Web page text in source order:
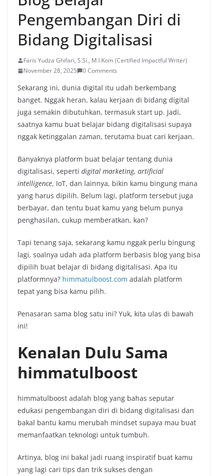
Pengembangan Diri di
Bidang Digitalisasi
Faris Yudza Ghifari, S.Si., M.I.Kom (Certified Impactful Writer)
November 28, 2025
0 Comments
Sekarang ini, dunia digital itu udah berkembang
banget. Nggak heran, kalau kerjaan di bidang digital
juga semakin dibutuhkan, termasuk start up. Jadi,
saatnya kamu buat belajar bidang digitalisasi supaya
nggak ketinggalan zaman, terutama buat cari kerjaan.
Banyaknya platform buat belajar tentang dunia
digitalisasi, seperti digital marketing, artificial
intelligence, IoT, dan lainnya, bikin kamu bingung mana
yang harus dipilih. Belum lagi, platform tersebut juga
berbayar, dan tentu buat kamu yang belum punya
penghasilan, cukup memberatkan, kan?
Tapi tenang saja, sekarang kamu nggak perlu bingung
lagi, soalnya udah ada platform berbasis blog yang bisa
dipilih buat belajar di bidang digitalisasi. Apa itu
platformnya? himmatulboost.com adalah platform
tepat yang bisa kamu pilih.
Penasaran sama blog satu ini? Yuk, kita ulas di bawah
ini!
Kenalan Dulu Sama
himmatulboost
himmatulboost adalah blog yang bahas seputar
edukasi pengembangan diri di bidang digitalisasi dan
bakal bantu kamu merubah mindset supaya mau buat
memanfaatkan teknologi untuk tumbuh.
Artinya, blog ini bakal jadi ruang inspiratif buat kamu
yang lagi cari tips dan trik sukses dengan